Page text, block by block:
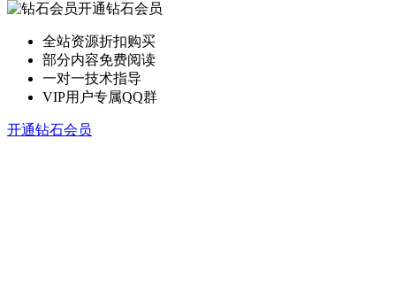
开通钻石会员
全站资源折扣购买
部分内容免费阅读
一对一技术指导
VIP用户专属QQ群
开通钻石会员